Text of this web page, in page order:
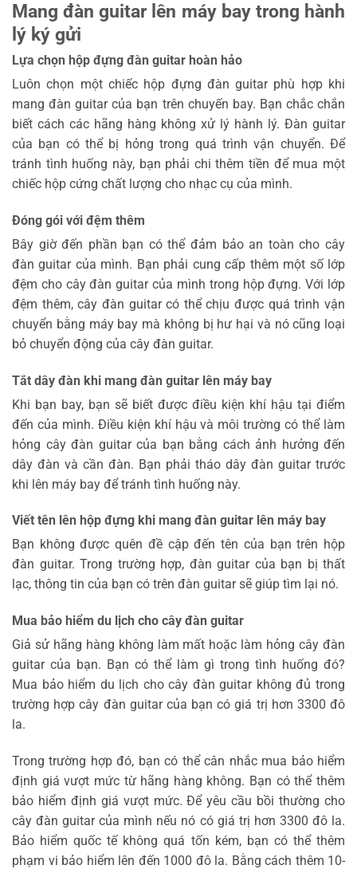
Mang đàn guitar lên máy bay trong hành
lý ký gửi
Lựa chọn hộp đựng đàn guitar hoàn hảo
Luôn chọn một chiếc hộp đựng đàn guitar phù hợp khi
mang đàn guitar của bạn trên chuyến bay. Bạn chắc chắn
biết cách các hãng hàng không xử lý hành lý. Đàn guitar
của bạn có thể bị hỏng trong quá trình vận chuyển. Để
tránh tình huống này, bạn phải chi thêm tiền để mua một
chiếc hộp cứng chất lượng cho nhạc cụ của mình.
Đóng gói với đệm thêm
Bây giờ đến phần bạn có thể đảm bảo an toàn cho cây
đàn guitar của mình. Bạn phải cung cấp thêm một số lớp
đệm cho cây đàn guitar của mình trong hộp đựng. Với lớp
đệm thêm, cây đàn guitar có thể chịu được quá trình vận
chuyển bằng máy bay mà không bị hư hại và nó cũng loại
bỏ chuyển động của cây đàn guitar.
Tắt dây đàn khi mang đàn guitar lên máy bay
Khi bạn bay, bạn sẽ biết được điều kiện khí hậu tại điểm
đến của mình. Điều kiện khí hậu và môi trường có thể làm
hỏng cây đàn guitar của bạn bằng cách ảnh hưởng đến
dây đàn và cần đàn. Bạn phải tháo dây đàn guitar trước
khi lên máy bay để tránh tình huống này.
Viết tên lên hộp đựng khi mang đàn guitar lên máy bay
Bạn không được quên đề cập đến tên của bạn trên hộp
đàn guitar. Trong trường hợp, đàn guitar của bạn bị thất
lạc, thông tin của bạn có trên đàn guitar sẽ giúp tìm lại nó.
Mua bảo hiểm du lịch cho cây đàn guitar
Giả sử hãng hàng không làm mất hoặc làm hỏng cây đàn
guitar của bạn. Bạn có thể làm gì trong tình huống đó?
Mua bảo hiểm du lịch cho cây đàn guitar không đủ trong
trường hợp cây đàn guitar của bạn có giá trị hơn 3300 đô
la.
Trong trường hợp đó, bạn có thể cân nhắc mua bảo hiểm
định giá vượt mức từ hãng hàng không. Bạn có thể thêm
bảo hiểm định giá vượt mức. Để yêu cầu bồi thường cho
cây đàn guitar của mình nếu nó có giá trị hơn 3300 đô la.
Bảo hiểm quốc tế không quá tốn kém, bạn có thể thêm
phạm vi bảo hiểm lên đến 1000 đô la. Bằng cách thêm 10-